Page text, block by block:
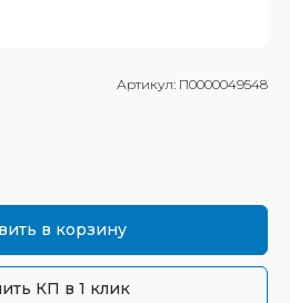
Артикул: П0000049548
в корзину
КП в 1 клик